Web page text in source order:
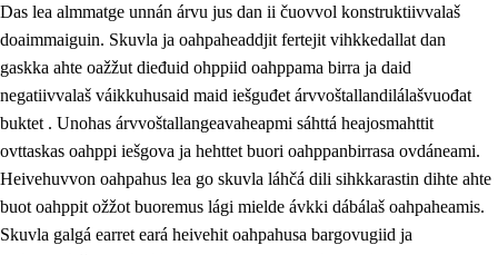
Das lea almmatge unnán árvu jus dan ii čuovvol konstruktiivvalaš
doaimmaiguin. Skuvla ja oahpaheaddjit fertejit vihkkedallat dan
gaskka ahte oažžut dieđuid ohppiid oahppama birra ja daid
negatiivvalaš váikkuhusaid maid iešguđet árvvoštallandilálašvuođat
buktet . Unohas árvvoštallangeavaheapmi sáhttá heajosmahttit
ovttaskas oahppi iešgova ja hehttet buori oahppanbirrasa ovdáneami.
Heivehuvvon oahpahus lea go skuvla láhčá dili sihkkarastin dihte ahte
buot oahppit ožžot buoremus lági mielde ávkki dábálaš oahpaheamis.
Skuvla galgá earret eará heivehit oahpahusa bargovugiid ja